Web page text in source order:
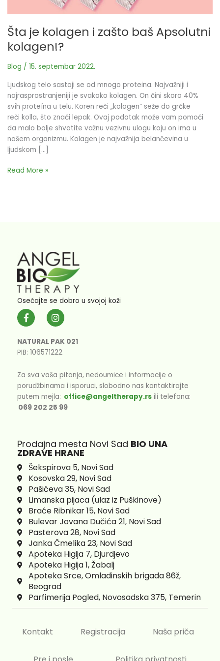
Šta je kolagen i zašto baš Apsolutni
kolagen!?
Blog / 15. septembar 2022.
Ljudskog telo sastoji se od mnogo proteina. Najvažniji i
najrasprostranjeniji je svakako kolagen. On čini skoro 40%
svih proteína u telu. Koren reči „kolagen“ seže do grčke
reči kolla, što znači lepak. Ovaj podatak može vam pomoći
da malo bolje shvatite važnu vezivnu ulogu koju on ima u
našem organizmu. Kolagen je najvažnija belančevina u
ljudskom […]
Read More »
Osećajte se dobro u svojoj koži
F
a
c
e
b
o
k
-
f
I
n
s
t
a
g
a
m
NATURAL PAK 021
PIB: 106571222
Za sva vaša pitanja, nedoumice i informacije o
porudžbinama i isporuci, slobodno nas kontaktirajte
putem mejla: office@angeltherapy.rs ili telefona:
069 202 25 99
Prodajna mesta Novi Sad BIO UNA
ZDRAVE HRANE
Šekspirova 5, Novi Sad
Kosovska 29, Novi Sad
Pašićeva 35, Novi Sad
Limanska pijaca (ulaz iz Puškinove)
Braće Ribnikar 15, Novi Sad
Bulevar Jovana Dučića 21, Novi Sad
Pasterova 28, Novi Sad
Janka Čmelika 23, Novi Sad
Apoteka Higija 7, Djurdjevo
Apoteka Higija 1, Žabalj
Apoteka Srce, Omladinskih brigada 86ž,
Beograd
Parfimerija Pogled, Novosadska 375, Temerin
Kontakt Registracija Naša priča